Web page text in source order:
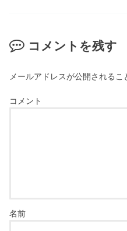
コメントを残す
メールアドレスが公開されるこ
コメント
名前